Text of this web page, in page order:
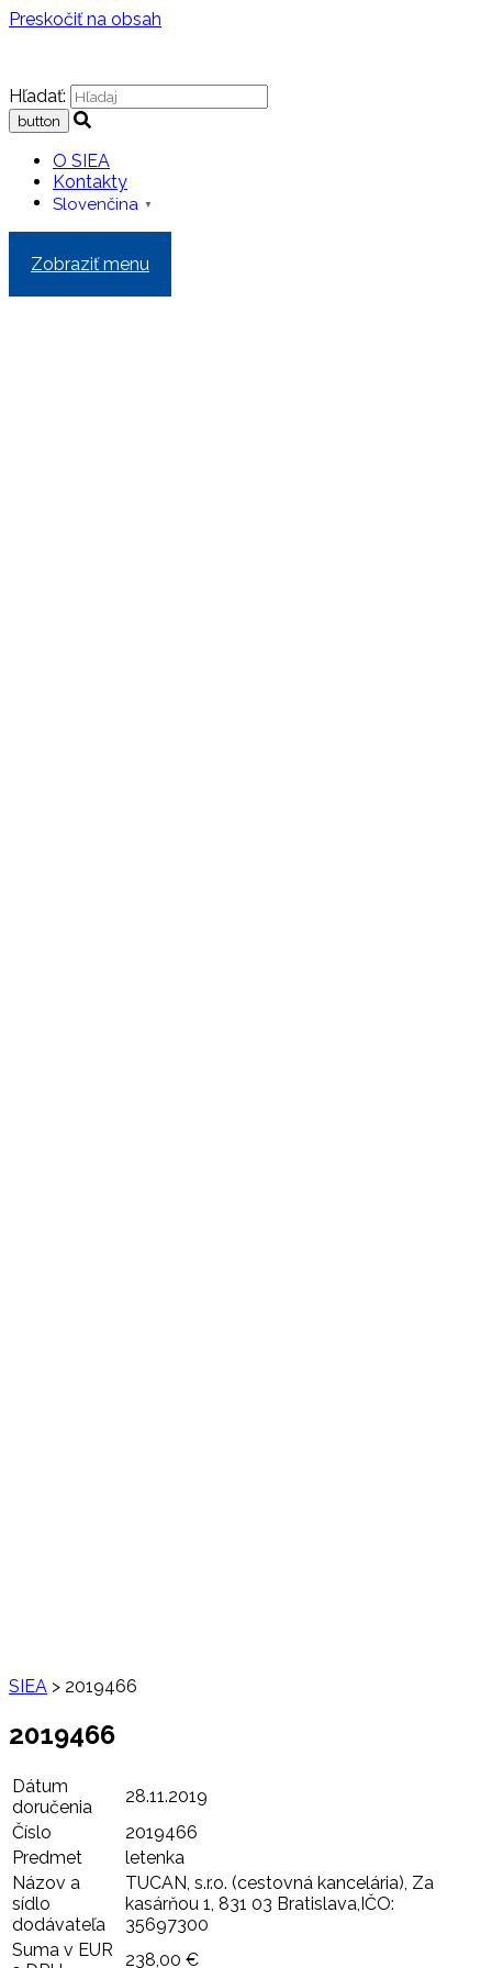
Preskočiť na obsah
Hľadať:
O SIEA
Kontakty
Slovenčina ▼
Zobraziť menu
SIEA > 2019466
2019466
Dátum
doručenia
28.11.2019
Číslo
2019466
Predmet
letenka
Názov a
sídlo
dodávateľa
TUCAN, s.r.o. (cestovná kancelária), Za
kasárňou 1, 831 03 Bratislava,IČO:
35697300
Suma v EUR
238,00 €